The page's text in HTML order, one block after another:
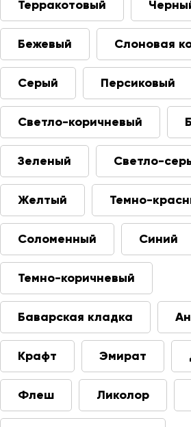
Терракотовый
Бежевый Слоновая
Серый Персиковый
Светло-коричневый
Зеленый Светло-
Желтый Темно-
Соломенный Синий
Темно-коричневый
Баварская кладка
Крафт Эмират
Флеш Ликолор